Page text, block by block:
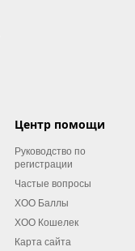
Центр помощи
Руководство по
регистрации
Частые вопросы
XOO Баллы
XOO Кошелек
Карта сайта